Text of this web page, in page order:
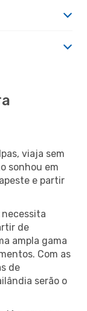
viaja sem
sonhou em
e partir
de
ampla gama
Com as
de
serão o